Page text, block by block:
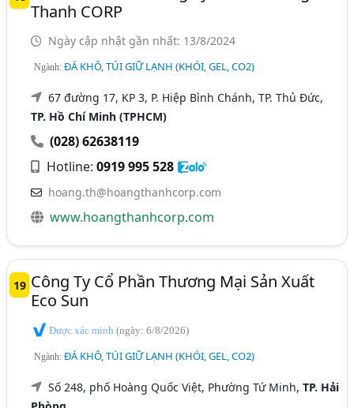
Thanh CORP
Ngày cập nhật gần nhất: 13/8/2024
Ngành:ĐÁ KHÔ, TÚI GIỮ LẠNH (KHÓI, GEL, CO2)
67 đường 17, KP 3, P. Hiệp Bình Chánh, TP. Thủ Đức,
TP. Hồ Chí Minh (TPHCM)
(028) 62638119
Hotline:0919 995 528
hoang.th@hoangthanhcorp.com
www.hoangthanhcorp.com
19 Công Ty Cổ Phần Thương Mại Sản Xuất
Eco Sun
Được xác minh(ngày: 6/8/2026)
Ngành:ĐÁ KHÔ, TÚI GIỮ LẠNH (KHÓI, GEL, CO2)
Số 248, phố Hoàng Quốc Việt, Phường Tứ Minh,TP. Hải